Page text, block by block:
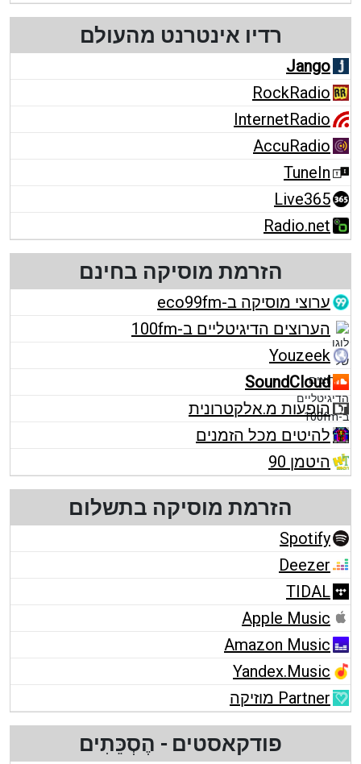
רדיו אינטרנט מהעולם
Jango
RockRadio
InternetRadio
AccuRadio
TuneIn
Live365
Radio.net
הזרמת מוסיקה בחינם
ערוצי מוסיקה ב-eco99fm
הערוצים הדיגיטליים ב-100fm
Youzeek
SoundCloud
הופעות מ.אלקטרונית
להיטים מכל הזמנים
היטמן 90
הזרמת מוסיקה בתשלום
Spotify
Deezer
TIDAL
Apple Music
Amazon Music
Yandex.Music
Partner מוזיקה
פודקאסטים - הֶסְכֵּתִים